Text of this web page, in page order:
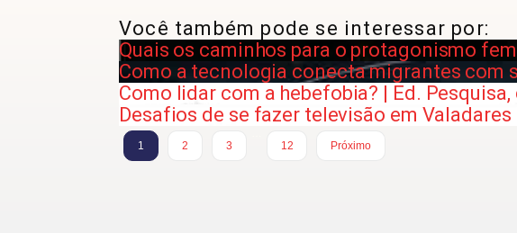
Você também pode se interessar por:
Quais os caminhos para o protagonismo
Como a tecnologia conecta migrantes com
Como lidar com a hebefobia? | Ed.
Desafios de se fazer televisão em
1 2 3
12
Próximo